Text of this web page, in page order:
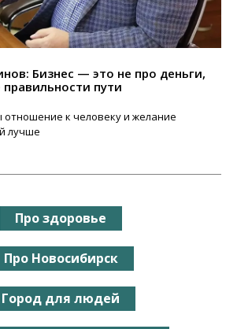
Бизнес — это не про деньги,
пути
к человеку и желание
лучше
Про здоровье
Про Новосибирск
Город для людей